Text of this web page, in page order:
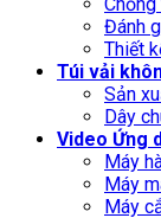
Đánh
Thiết
Túi vải
Sản
Dây
Video Ứng
Máy
Máy
Máy